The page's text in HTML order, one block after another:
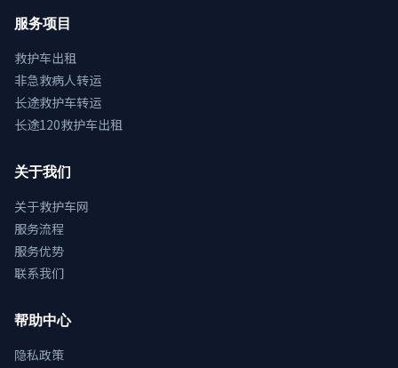
服务项目
救护车出租
非急救病人转运
长途救护车转运
长途120救护车出租
关于我们
关于救护车网
服务流程
服务优势
联系我们
帮助中心
隐私政策